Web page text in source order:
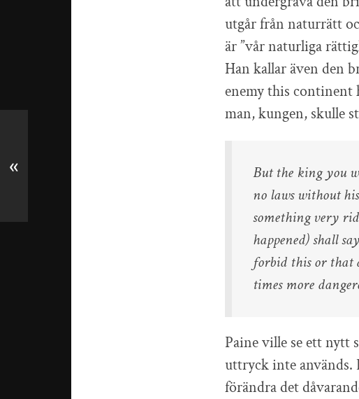
utgår från naturrätt
är ”vår naturliga
Han kallar även den
enemy this continent
man, kungen, skulle
But the king you
no laws without
something very
happened) shall
forbid this or that
times more
Paine ville se ett nytt
uttryck inte används.
förändra det
«